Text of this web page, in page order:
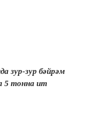
зур-зур бәйрәм
5 тонна ит